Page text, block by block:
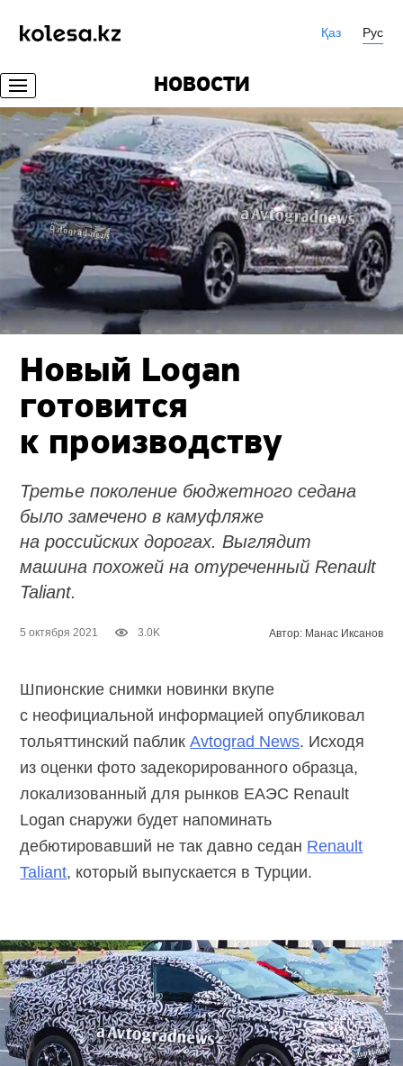
Қаз Рус
НОВОСТИ
Новый Logan
готовится
к производству
Третье поколение бюджетного седана
было замечено в камуфляже
на российских дорогах. Выглядит
машина похожей на отуреченный Renault
Taliant.
5 октября 2021 3.0K Автор: Манас Иксанов
Шпионские снимки новинки вкупе
с неофициальной информацией опубликовал
тольяттинский пабликAvtograd News. Исходя
из оценки фото задекорированного образца,
локализованный для рынков ЕАЭС Renault
Logan снаружи будет напоминать
дебютировавший не так давно седан Renault
Taliant, который выпускается в Турции.